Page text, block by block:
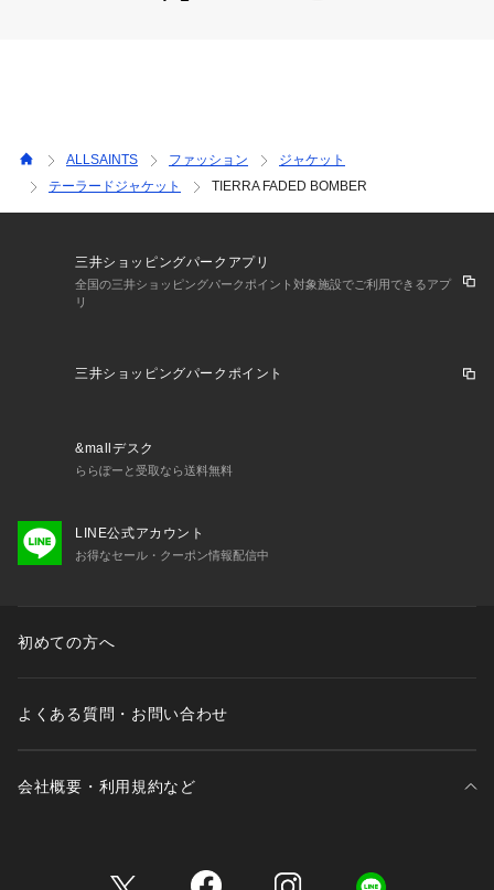
ALLSAINTS ファッション
ジャケット
テーラードジャケット
TIERRA FADED BOMBER
三井ショッピングパークアプリ
全国の三井ショッピングパークポイント対象施設でご利用できるアプ
リ
三井ショッピングパークポイント
&mallデスク
ららぽーと受取なら送料無料
LINE公式アカウント
お得なセール・クーポン情報配信中
初めての方へ
よくある質問・お問い合わせ
会社概要・利用規約など